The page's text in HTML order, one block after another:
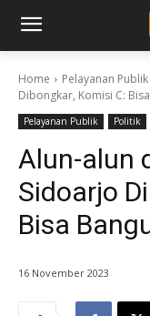
Home Pelayanan Publik
Dibongkar, Komisi C:
Pelayanan Publik Politik
Alun-alun
Sidoarjo
Bisa
16 November 2023